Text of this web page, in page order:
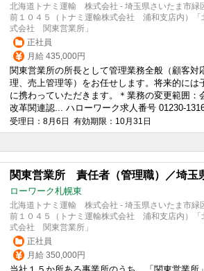
北海道トナミ運輸 株式会社 - 埼玉県さいたま市緑
前１０４５（トナミ運輸株式会社 浦和支店内）「
式会社 関東営業所」
正社員
月給 435,000円
関東営業所の所長として管理業務全般（顧客対
理、売上管理等）をお任せします。将来的には
に携わっていただきます。＊業務の変更範囲：
改革関連認... ハローワーク求人番号 01230-
受理日：8月6日 有効期限：10月31日
関東営業所 責任者（管理職）／埼玉
ローワーク札幌東
北海道トナミ運輸 株式会社 - 埼玉県さいたま市緑
前１０４５（トナミ運輸株式会社 浦和支店内）「
式会社 関東営業所」
正社員
月給 350,000円